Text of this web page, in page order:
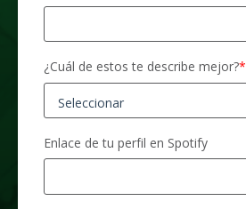
¿Cuál de estos te describe mejor?*
Enlace de tu perfil en Spotify